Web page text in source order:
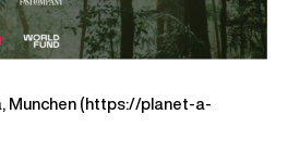
Munchen (https://planet-a-